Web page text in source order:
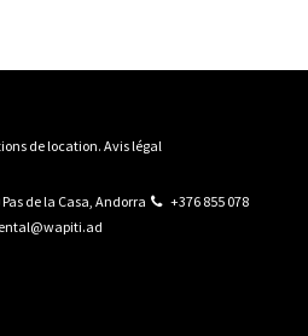
de location. Avis légal
de la Casa, Andorra
+376 855 078